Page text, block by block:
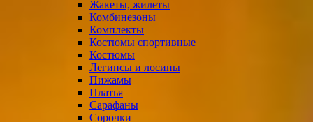
Жакеты, жилеты
Комбинезоны
Комплекты
Костюмы спортивные
Костюмы
Легинсы и лосины
Пижамы
Платья
Сарафаны
Сорочки